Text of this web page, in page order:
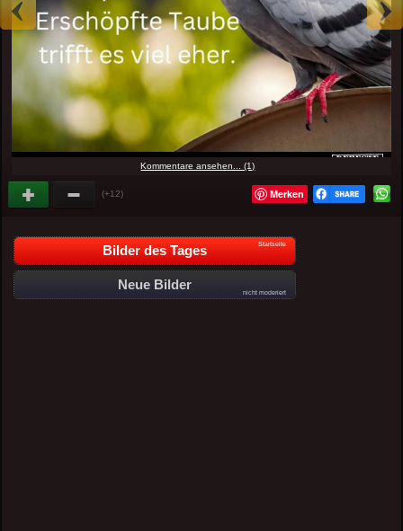
Kommentare ansehen... (1)
(+12) Merken
Bilder des Tages Startseite
Neue Bilder
nicht moderiert